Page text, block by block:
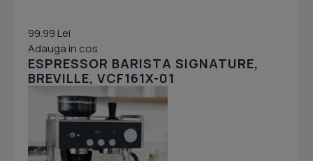
99.99 Lei
Adauga in cos
ESPRESSOR BARISTA SIGNATURE,
BREVILLE, VCF161X-01